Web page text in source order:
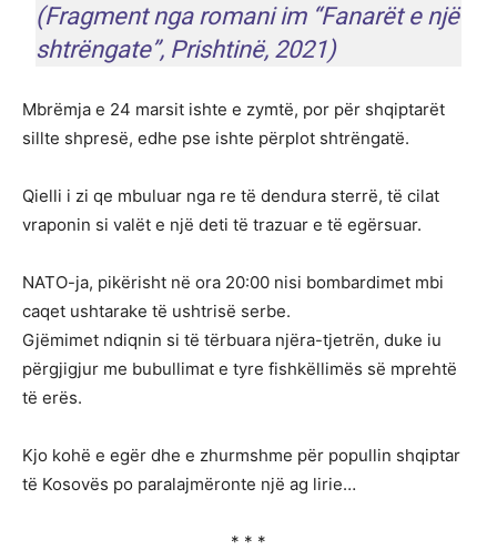
(Fragment nga romani im “Fanarët e një
shtrëngate”, Prishtinë, 2021)
Mbrëmja e 24 marsit ishte e zymtë, por për shqiptarët
sillte shpresë, edhe pse ishte përplot shtrëngatë.
Qielli i zi qe mbuluar nga re të dendura sterrë, të cilat
vraponin si valët e një deti të trazuar e të egërsuar.
NATO-ja, pikërisht në ora 20:00 nisi bombardimet mbi
caqet ushtarake të ushtrisë serbe.
Gjëmimet ndiqnin si të tërbuara njëra-tjetrën, duke iu
përgjigjur me bubullimat e tyre fishkëllimës së mprehtë
të erës.
Kjo kohë e egër dhe e zhurmshme për popullin shqiptar
të Kosovës po paralajmëronte një ag lirie…
* * *